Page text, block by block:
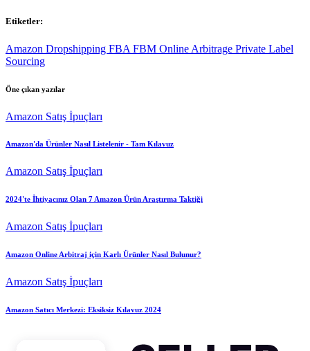
Etiketler:
Amazon Dropshipping FBA FBM Online Arbitrage Private Label
Sourcing
Öne çıkan yazılar
Amazon Satış İpuçları
Amazon'da Ürünler Nasıl Listelenir - Tam Kılavuz
Amazon Satış İpuçları
2024'te İhtiyacınız Olan 7 Amazon Ürün Araştırma Taktiği
Amazon Satış İpuçları
Amazon Online Arbitraj için Karlı Ürünler Nasıl Bulunur?
Amazon Satış İpuçları
Amazon Satıcı Merkezi: Eksiksiz Kılavuz 2024